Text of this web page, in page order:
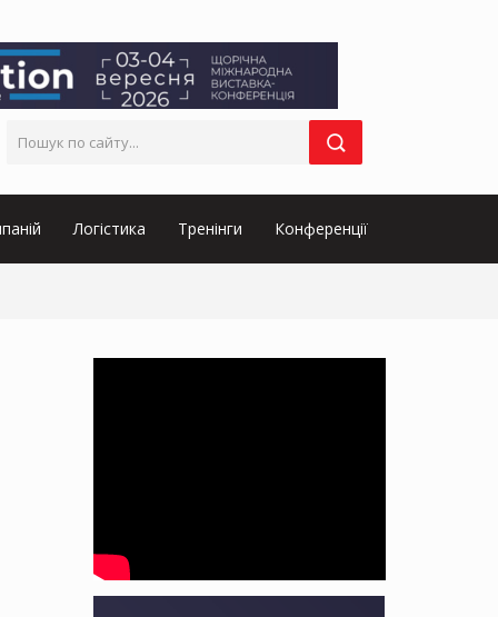
Логістика Тренінги Конференції